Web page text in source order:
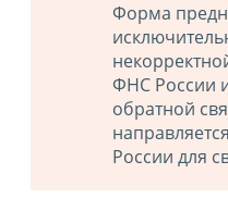
Форма
ФНС России
обратной
России для